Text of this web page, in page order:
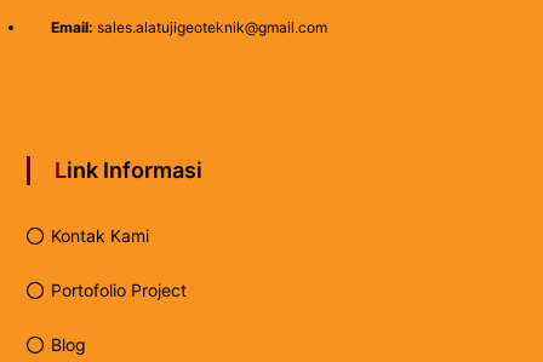
Email: sales.alatujigeoteknik@gmail.com
Link Informasi
Kontak Kami
Portofolio Project
Blog